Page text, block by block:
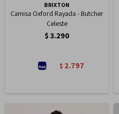
BRIXTON
Camisa Oxford Rayada - Butcher
Celeste
$3.290
$ 2.797